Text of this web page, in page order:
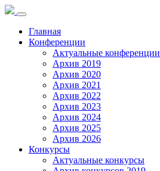
Toggle
navigation
Главная
Конференции
Актуальные конференции
Архив 2019
Архив 2020
Архив 2021
Архив 2022
Архив 2023
Архив 2024
Архив 2025
Архив 2026
Конкурсы
Актуальные конкурсы